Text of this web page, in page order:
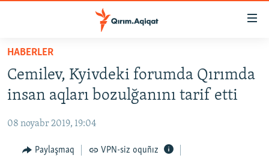
Esas
qaytmaq
Baş
navigatsiyağa
qaytmaq
qaytmaq
HABERLER
İQTİSADİYAT
CEMİYET
MEDENİYET
HABERLER
Cemilev, Kyivdeki forumda Qırımda
insan aqları bozulğanını tarif etti
08 noyabr 2019, 19:04
Paylaşmaq VPN-siz oquñız